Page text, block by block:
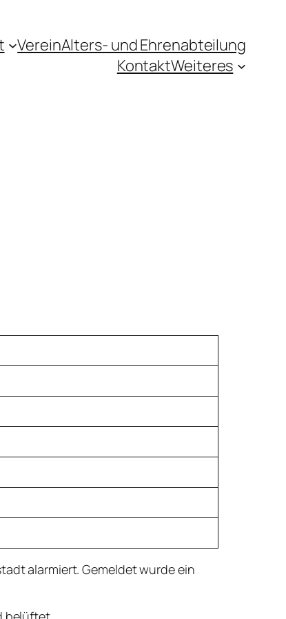
VereinAlters- und Ehrenabteilung
KontaktWeiteres
alarmiert. Gemeldet wurde ein